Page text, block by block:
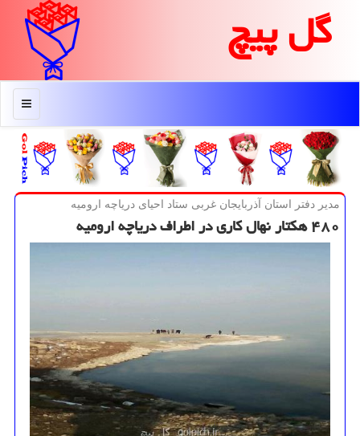
گل پیچ
منو
مدیر دفتر استان آذربایجان غربی ستاد احیای دریاچه ارومیه
۴۸۰ هكتار نهال كاری در اطراف دریاچه ارومیه